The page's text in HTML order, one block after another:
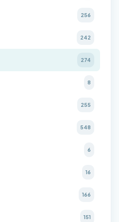
256
242
274
8
255
548
6
16
166
151